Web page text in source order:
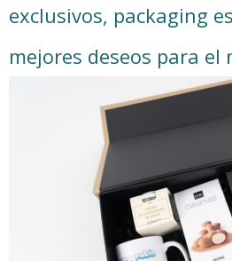
exclusivos, packaging
mejores deseos para el